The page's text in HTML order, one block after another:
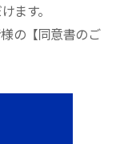
ます。
の【同意書のご